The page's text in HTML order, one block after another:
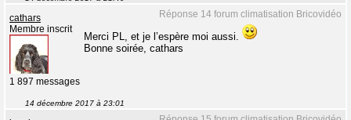
Réponse 14 forum climatisation Bricovidéo
cathars
Membre inscrit
1 897 messages
Merci PL, et je l’espère moi aussi.
Bonne soirée, cathars
14 décembre 2017 à 23:01